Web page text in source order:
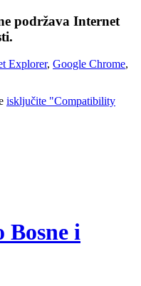
podržava Internet
Explorer, Google Chrome,
isključite "Compatibility
Bosne i